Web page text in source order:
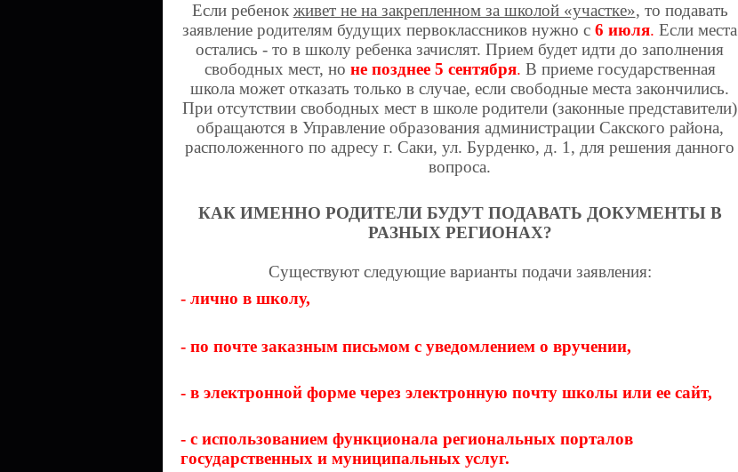
Если ребенок живет не на закрепленном за школой «участке», то подавать
заявление родителям будущих первоклассников нужно с 6 июля. Если места
остались - то в школу ребенка зачислят. Прием будет идти до заполнения
свободных мест, но не позднее 5 сентября. В приеме государственная
школа может отказать только в случае, если свободные места закончились.
При отсутствии свободных мест в школе родители (законные представители)
обращаются в Управление образования администрации Сакского района,
расположенного по адресу г. Саки, ул. Бурденко, д. 1, для решения данного
вопроса.
КАК ИМЕННО РОДИТЕЛИ БУДУТ ПОДАВАТЬ ДОКУМЕНТЫ В
РАЗНЫХ РЕГИОНАХ?
Существуют следующие варианты подачи заявления:
- лично в школу,
- по почте заказным письмом с уведомлением о вручении,
- в электронной форме через электронную почту школы или ее сайт,
- с использованием функционала региональных порталов
государственных и муниципальных услуг.